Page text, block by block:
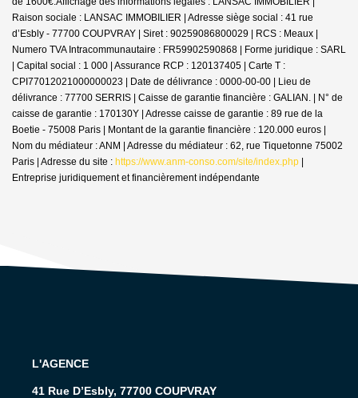
Raison sociale : LANSAC IMMOBILIER | Adresse siège social : 41 rue
d’Esbly - 77700 COUPVRAY | Siret : 90259086800029 | RCS : Meaux |
Numero TVA Intracommunautaire : FR59902590868 | Forme juridique : SARL
| Capital social : 1 000 | Assurance RCP : 120137405 | Carte T :
CPI77012021000000023 | Date de délivrance : 0000-00-00 | Lieu de
délivrance : 77700 SERRIS | Caisse de garantie financière : GALIAN. | N° de
caisse de garantie : 170130Y | Adresse caisse de garantie : 89 rue de la
Boetie - 75008 Paris | Montant de la garantie financière : 120.000 euros |
Nom du médiateur : ANM | Adresse du médiateur : 62, rue Tiquetonne 75002
Paris | Adresse du site : https://www.anm-conso.com/site/index.php |
Entreprise juridiquement et financièrement indépendante
L'AGENCE
41 Rue D’Esbly, 77700 COUPVRAY